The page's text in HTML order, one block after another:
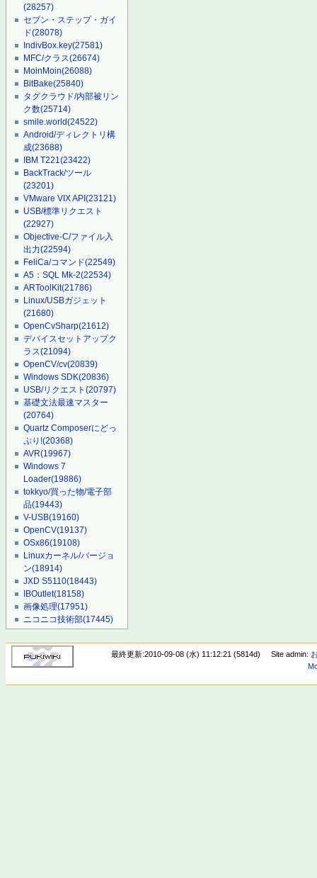
(28257)
セブン・ステップ・ガイ
ド(28078)
IndivBox.key(27581)
MFC/クラス(26674)
MoinMoin(26088)
BitBake(25840)
タグクラウド/内部被リン
ク数(25714)
smile.world(24522)
Android/ディレクトリ構
成(23688)
IBM T221(23422)
BackTrack/ツール
(23201)
VMware VIX API(23121)
USB/標準リクエスト
(22927)
Objective-C/ファイル入
出力(22594)
FeliCa/コマンド(22549)
A5：SQL Mk-2(22534)
ARToolKit(21786)
Linux/USBガジェット
(21680)
OpenCvSharp(21612)
デバイスセットアップク
ラス(21094)
OpenCV/cv(20839)
Windows SDK(20836)
USB/リクエスト(20797)
基礎文法最速マスター
(20764)
Quartz Composerにどっ
ぷり!(20368)
AVR(19967)
Windows 7
Loader(19886)
tokkyo/買った物/電子部
品(19443)
V-USB(19160)
OpenCV(19137)
OSx86(19108)
Linuxカーネル/バージョ
ン(18914)
JXD S5110(18443)
IBOutlet(18158)
画像処理(17951)
ニコニコ技術部(17445)
最終更新:2010-09-08 (水) 11:12:21 (5814d) Site admin: